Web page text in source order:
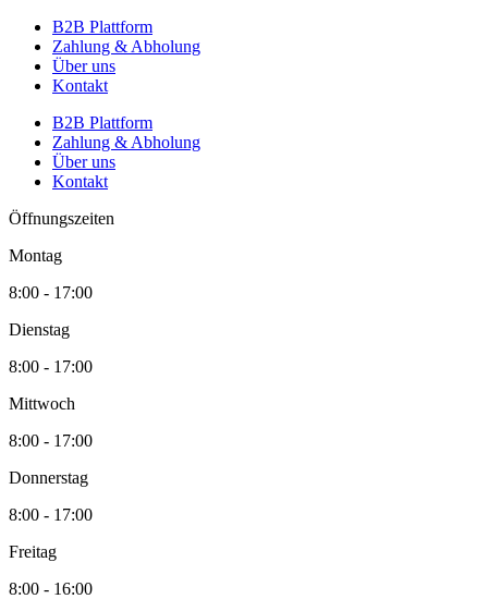
B2B Plattform
Zahlung & Abholung
Über uns
Kontakt
B2B Plattform
Zahlung & Abholung
Über uns
Kontakt
Öffnungszeiten
Montag
8:00 - 17:00
Dienstag
8:00 - 17:00
Mittwoch
8:00 - 17:00
Donnerstag
8:00 - 17:00
Freitag
8:00 - 16:00